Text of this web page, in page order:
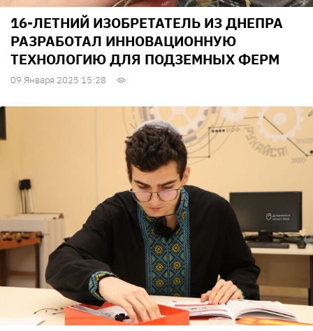
16-ЛЕТНИЙ ИЗОБРЕТАТЕЛЬ ИЗ ДНЕПРА
РАЗРАБОТАЛ ИННОВАЦИОННУЮ
ТЕХНОЛОГИЮ ДЛЯ ПОДЗЕМНЫХ ФЕРМ
09 Января 2025 15:28